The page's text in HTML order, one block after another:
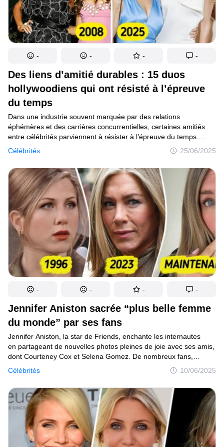
Des liens d’amitié durables : 15 duos
hollywoodiens qui ont résisté à l’épreuve
du temps
Célébrités 25/06/2025
Dans une industrie souvent marquée par des relations
éphémères et des carrières concurrentielles, certaines amitiés
entre célébrités parviennent à résister à l’épreuve du temps.
Qu’ils se soient liés sur les plateaux de tournage, dans leur
enfance ou par des expériences communes en coulisses, ces
duos de stars ont construit des relations ancrées dans la loyauté,
l’admiration mutuelle et le soutien indéfectible.
- - - -
Jennifer Aniston sacrée “plus belle femme
du monde” par ses fans
Célébrités 10/06/2025
Jennifer Aniston, la star de Friends, enchante les internautes
en partageant de nouvelles photos pleines de joie avec ses amis,
dont Courteney Cox et Selena Gomez. De nombreux fans,
subjugués par sa beauté naturelle et intemporelle, n’ont pas
- - - -